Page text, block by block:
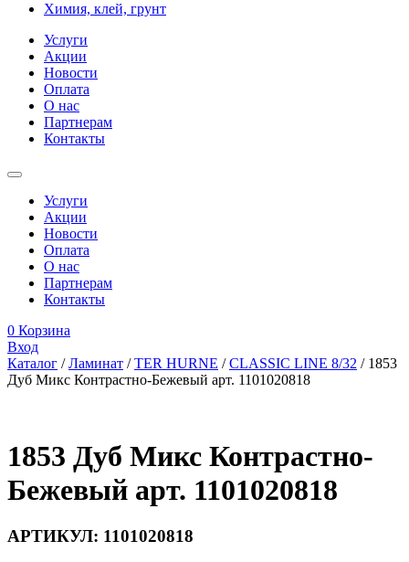
Химия, клей, грунт
Услуги
Акции
Новости
Оплата
О нас
Партнерам
Контакты
Услуги
Акции
Новости
Оплата
О нас
Партнерам
Контакты
0 Корзина
Вход
Каталог /Ламинат /TER HURNE /CLASSIC LINE 8/32 / 1853
Дуб Микс Контрастно-Бежевый арт. 1101020818
1853 Дуб Микс Контрастно-
Бежевый арт. 1101020818
АРТИКУЛ: 1101020818